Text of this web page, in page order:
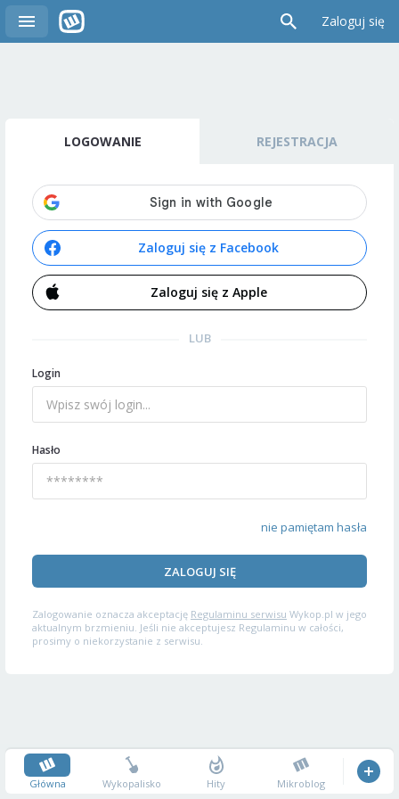
Zaloguj się
LOGOWANIE REJESTRACJA
Zaloguj się z Facebook
Zaloguj się z Apple
LUB
Login
Hasło
nie pamiętam hasła
ZALOGUJ SIĘ
Zalogowanie oznacza akceptację Regulaminu serwisu Wykop.pl w jego
aktualnym brzmieniu. Jeśli nie akceptujesz Regulaminu w całości,
prosimy o niekorzystanie z serwisu.
Główna Wykopalisko Hity Mikroblog